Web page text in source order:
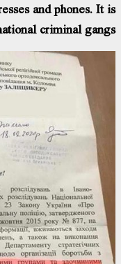
and phones. It is
criminal gangs